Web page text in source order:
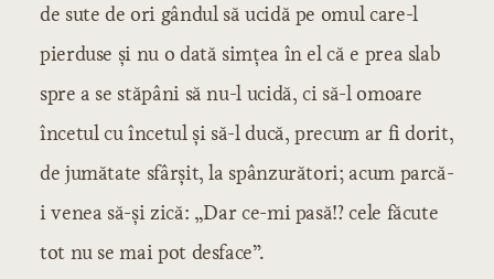
de sute de ori gândul să ucidă pe omul care-l
pierduse și nu o dată simțea în el că e prea slab
spre a se stăpâni să nu-l ucidă, ci să-l omoare
încetul cu încetul și să-l ducă, precum ar fi dorit,
de jumătate sfârșit, la spânzurători; acum parcă-
i venea să-și zică: „Dar ce-mi pasă!? cele făcute
tot nu se mai pot desface”.